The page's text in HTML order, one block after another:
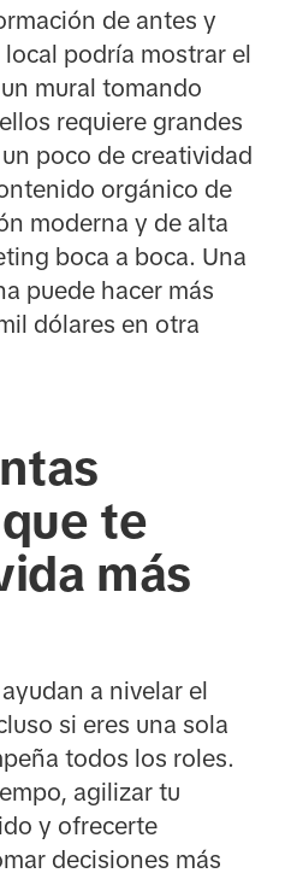
de antes y
podría mostrar el
mural tomando
requiere grandes
poco de creatividad
orgánico de
moderna y de alta
boca a boca. Una
puede hacer más
dólares en otra
te
más
a nivelar el
si eres una sola
todos los roles.
agilizar tu
y ofrecerte
decisiones más